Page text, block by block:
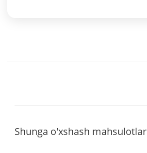
Shunga o'xshash mahsulotlar